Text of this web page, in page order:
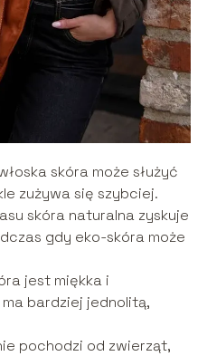
skóra może służyć
zużywa się szybciej.
skóra naturalna zyskuje
gdy eko-skóra może
jest miękka i
bardziej jednolitą,
pochodzi od zwierząt,